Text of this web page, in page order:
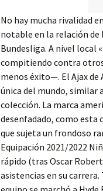
No hay mucha rivalidad
notable en la relación de
Bundesliga. A nivel local
compitiendo contra
menos éxito—. El Ajax
única del mundo, similar
colección. La marca
desenfadado, como esta
que sujeta un frondoso
Equipación 2021/2022
rápido (tras Oscar
asistencias en su